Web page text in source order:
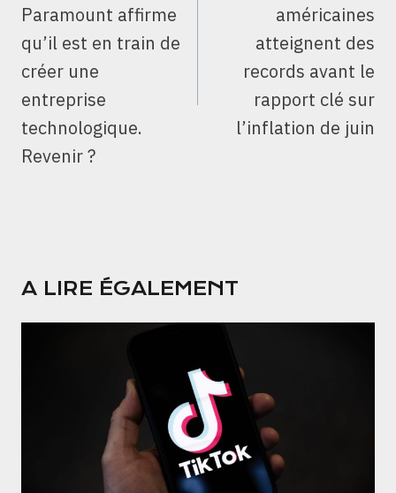
Paramount affirme
qu’il est en train de
créer une
entreprise
technologique.
Revenir ?
américaines
atteignent des
records avant le
rapport clé sur
l’inflation de juin
A LIRE ÉGALEMENT